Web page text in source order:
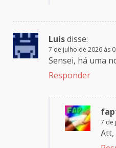
Luisdisse:
7 de julho de 2026 às
Sensei, há uma
Responder
7 de
Att,